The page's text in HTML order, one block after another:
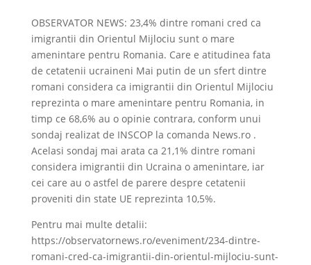
OBSERVATOR NEWS: 23,4% dintre romani cred ca
imigrantii din Orientul Mijlociu sunt o mare
amenintare pentru Romania. Care e atitudinea fata
de cetatenii ucraineni Mai putin de un sfert dintre
romani considera ca imigrantii din Orientul Mijlociu
reprezinta o mare amenintare pentru Romania, in
timp ce 68,6% au o opinie contrara, conform unui
sondaj realizat de INSCOP la comanda News.ro .
Acelasi sondaj mai arata ca 21,1% dintre romani
considera imigrantii din Ucraina o amenintare, iar
cei care au o astfel de parere despre cetatenii
proveniti din state UE reprezinta 10,5%.
Pentru mai multe detalii:
https://observatornews.ro/eveniment/234-dintre-
romani-cred-ca-imigrantii-din-orientul-mijlociu-sunt-